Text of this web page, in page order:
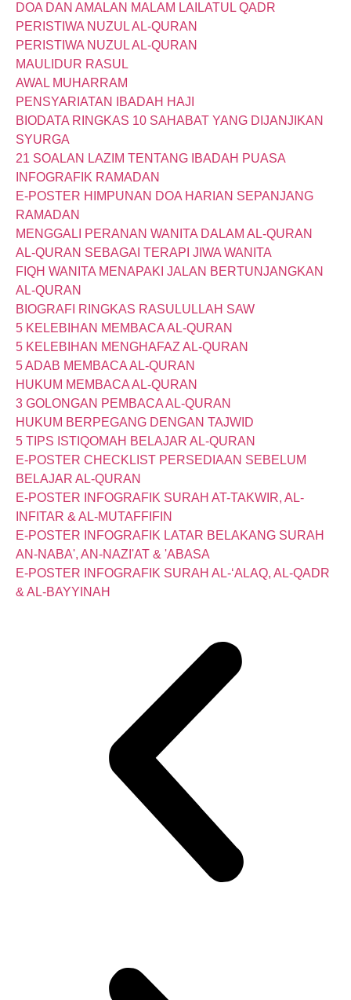
DOA DAN AMALAN MALAM LAILATUL QADR
PERISTIWA NUZUL AL-QURAN
PERISTIWA NUZUL AL-QURAN
MAULIDUR RASUL
AWAL MUHARRAM
PENSYARIATAN IBADAH HAJI
BIODATA RINGKAS 10 SAHABAT YANG DIJANJIKAN
SYURGA
21 SOALAN LAZIM TENTANG IBADAH PUASA
INFOGRAFIK RAMADAN
E-POSTER HIMPUNAN DOA HARIAN SEPANJANG
RAMADAN
MENGGALI PERANAN WANITA DALAM AL-QURAN
AL-QURAN SEBAGAI TERAPI JIWA WANITA
FIQH WANITA MENAPAKI JALAN BERTUNJANGKAN
AL-QURAN
BIOGRAFI RINGKAS RASULULLAH SAW
5 KELEBIHAN MEMBACA AL-QURAN
5 KELEBIHAN MENGHAFAZ AL-QURAN
5 ADAB MEMBACA AL-QURAN
HUKUM MEMBACA AL-QURAN
3 GOLONGAN PEMBACA AL-QURAN
HUKUM BERPEGANG DENGAN TAJWID
5 TIPS ISTIQOMAH BELAJAR AL-QURAN
E-POSTER CHECKLIST PERSEDIAAN SEBELUM
BELAJAR AL-QURAN
E-POSTER INFOGRAFIK SURAH AT-TAKWIR, AL-
INFITAR & AL-MUTAFFIFIN
E-POSTER INFOGRAFIK LATAR BELAKANG SURAH
AN-NABA', AN-NAZI'AT & 'ABASA
E-POSTER INFOGRAFIK SURAH AL-‘ALAQ, AL-QADR
& AL-BAYYINAH